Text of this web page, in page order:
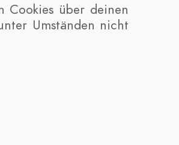
Cookies über deinen
Umständen nicht